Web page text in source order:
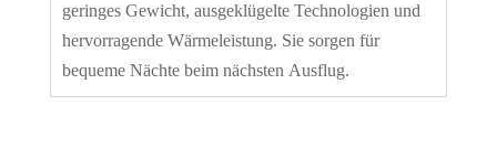
geringes Gewicht, ausgeklügelte Technologien und
hervorragende Wärmeleistung. Sie sorgen für
bequeme Nächte beim nächsten Ausflug.